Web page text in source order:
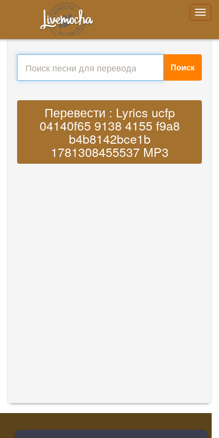
Поиск
Перевести : Lyrics ucfp
04140f65 9138 4155 f9a8
b4b8142bce1b
1781308455537 MP3